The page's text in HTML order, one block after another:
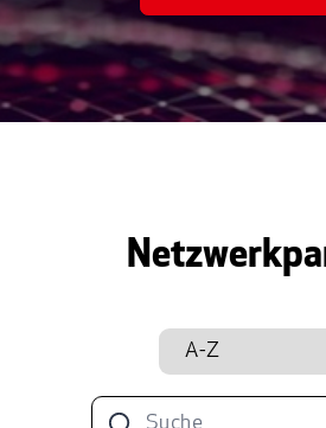
S4L-Fan und Partner
BM H
Managementgesellschaft